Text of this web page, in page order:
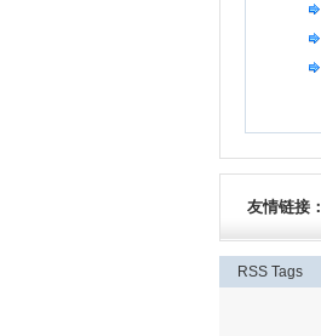
友情链接：
RSS Tags